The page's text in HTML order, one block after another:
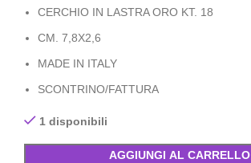
CERCHIO IN LASTRA ORO KT. 18
CM. 7,8X2,6
MADE IN ITALY
SCONTRINO/FATTURA
1 disponibili
AGGIUNGI AL CARRELLO